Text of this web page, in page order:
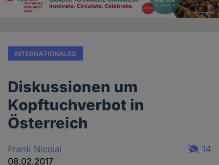
INTERNATIONALES
Diskussionen um
Kopftuchverbot in
Österreich
Frank Nicolai
08.02.2017
14